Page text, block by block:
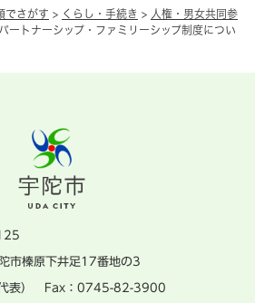
でさがす > くらし・手続き > 人権・男女共同参
ートナーシップ・ファミリーシップ制度につい
榛原下井足17番地の3
表） Fax：0745-82-3900